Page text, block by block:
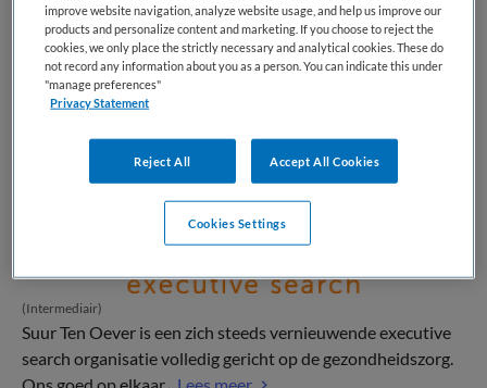
Deze vacature Lid raad van commissarissen bij Zorggroep
Oude en Nieuwe Land via Suur Ten Oever is niet meer
actueel. Hieronder staan enkele vergelijkbare vacatures die
voor u wellicht interessant zijn.
(Intermediair)
Suur Ten Oever is een zich steeds vernieuwende executive
search organisatie volledig gericht op de gezondheidszorg.
improve website navigation, analyze website usage, and help us improve our
products and personalize content and marketing. If you choose to reject the
cookies, we only place the strictly necessary and analytical cookies. These do
not record any information about you as a person. You can indicate this under
"manage preferences"
Privacy Statement
Reject All Accept All Cookies
Cookies Settings